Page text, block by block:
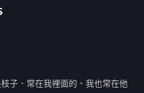
子．常在我裡面的、我也常在他